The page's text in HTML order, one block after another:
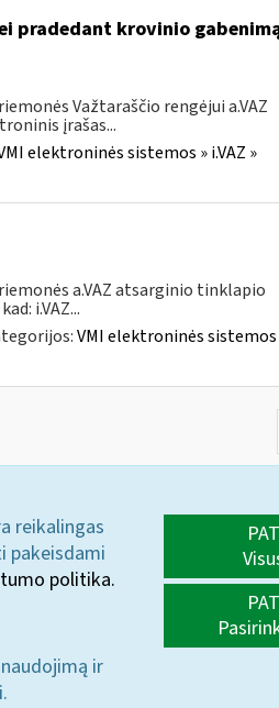
pradedant krovinio
Važtaraščio rengėjui a.VAZ
įrašas...
elektroninės sistemos » i.VAZ »
a.VAZ atsarginio tinklapio
i.VAZ...
VMI elektroninės sistemos
reikalingas
pakeisdami
politika.
ir